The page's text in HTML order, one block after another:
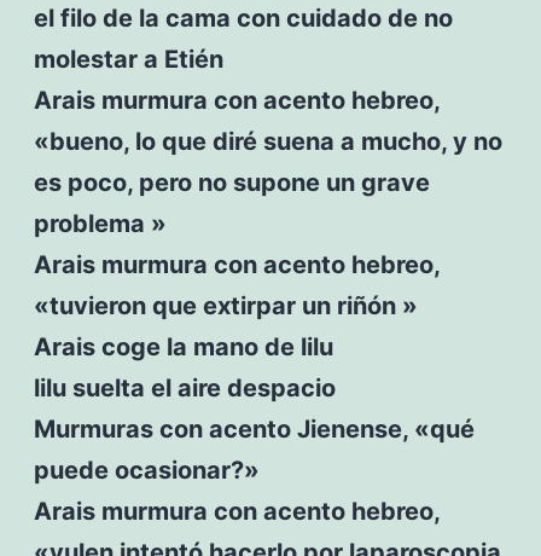
el filo de la cama con cuidado de no
molestar a Etién
Arais murmura con acento hebreo,
«bueno, lo que diré suena a mucho, y no
es poco, pero no supone un grave
problema »
Arais murmura con acento hebreo,
«tuvieron que extirpar un riñón »
Arais coge la mano de lilu
lilu suelta el aire despacio
Murmuras con acento Jienense, «qué
puede ocasionar?»
Arais murmura con acento hebreo,